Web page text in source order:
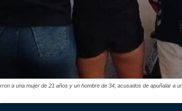
a una mujer de 21 años y un hombre de 34, acusados de apuñalar a